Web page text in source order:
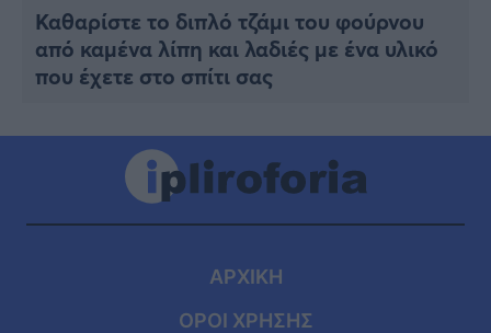
Καθαρίστε το διπλό τζάμι του φούρνου
από καμένα λίπη και λαδιές με ένα υλικό
που έχετε στο σπίτι σας
ΑΡΧΙΚΗ
ΟΡΟΙ ΧΡΗΣΗΣ